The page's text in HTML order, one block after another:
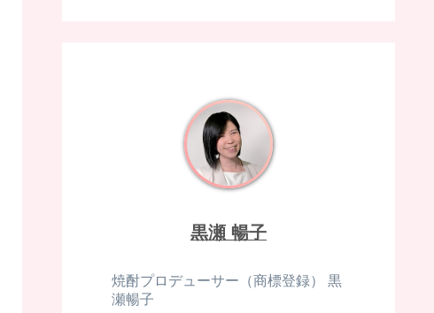
黒瀬 暢子
焼酎プロデューサー（商標登録） 黒
瀬暢子